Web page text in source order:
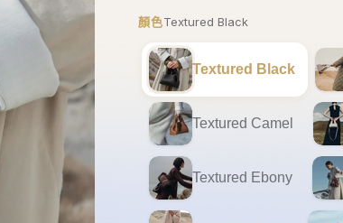
顏色Textured Black
Textured Black
Textured Camel
Textured Ebony